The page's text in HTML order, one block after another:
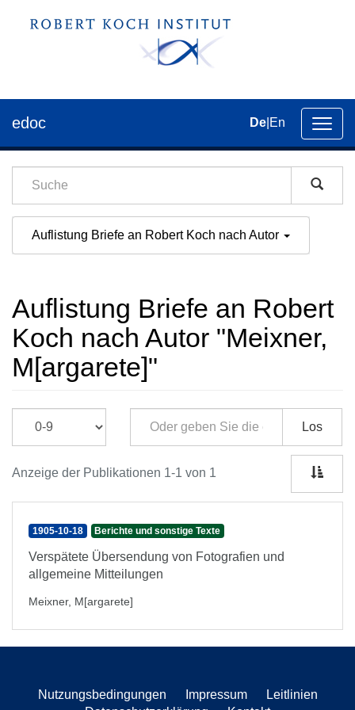
der
edoc De En
Auflistung Briefe an Robert Koch nach Autor
Auflistung Briefe an Robert
Koch nach Autor "Meixner,
M[argarete]"
Los
Anzeige der Publikationen 1-1 von 1
1905-10-18 Berichte und sonstige Texte
Verspätete Übersendung von Fotografien und
allgemeine Mitteilungen
Meixner, M[argarete]
Nutzungsbedingungen Impressum
Leitlinien